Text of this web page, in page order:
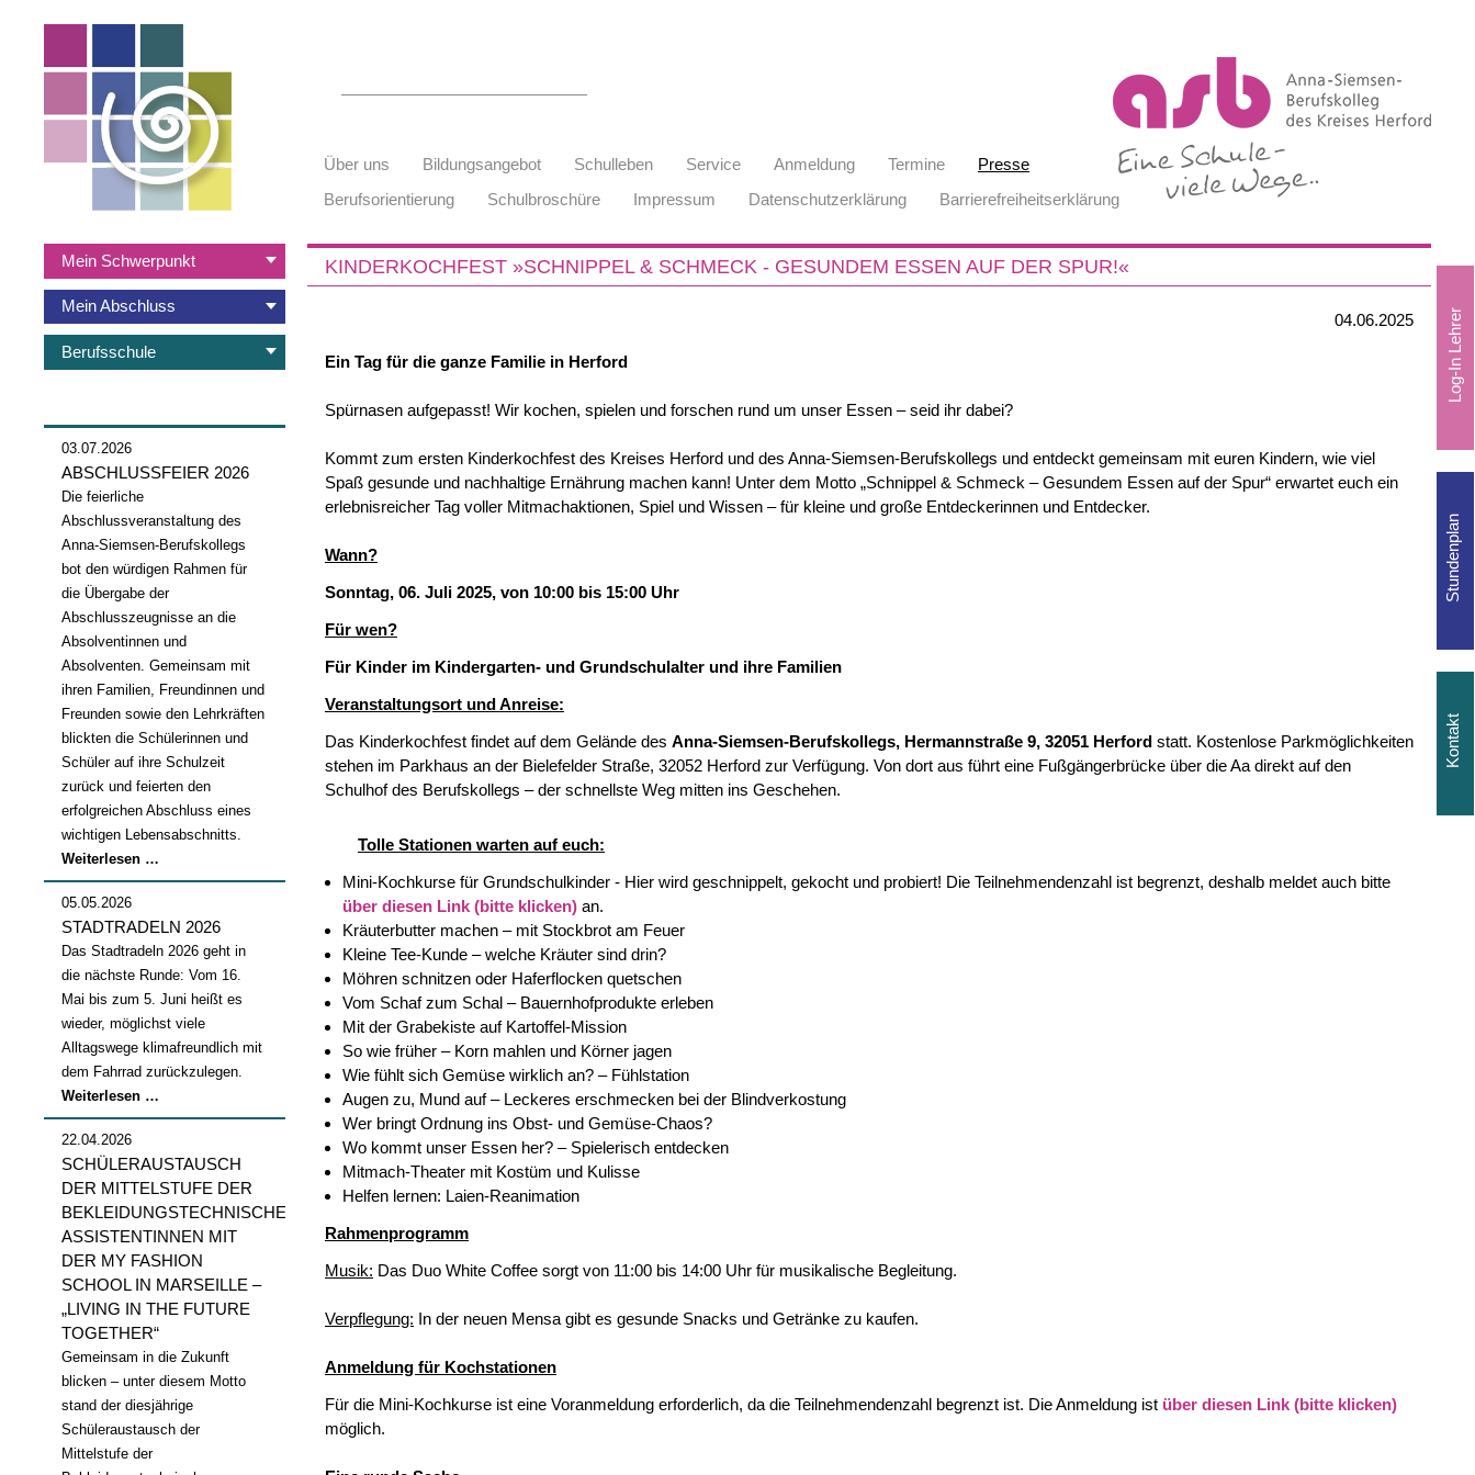
Navigation
Über uns Bildungsangebot Schulleben Service Anmeldung Termine
Presse
Berufsorientierung
Schulbroschüre Impressum Datenschutzerklärung Barrierefreiheitserklärung
KINDERKOCHFEST »SCHNIPPEL & SCHMECK - GESUNDEM ESSEN AUF DER SPUR!«
04.06.2025
Ein Tag für die ganze Familie in Herford
Spürnasen aufgepasst! Wir kochen, spielen und forschen rund um unser Essen – seid ihr dabei?
Kommt zum ersten Kinderkochfest des Kreises Herford und des Anna-Siemsen-Berufskollegs und entdeckt gemeinsam mit euren Kindern, wie viel
Spaß gesunde und nachhaltige Ernährung machen kann! Unter dem Motto „Schnippel & Schmeck – Gesundem Essen auf der Spur“ erwartet euch ein
erlebnisreicher Tag voller Mitmachaktionen, Spiel und Wissen – für kleine und große Entdeckerinnen und Entdecker.
Wann?
Sonntag, 06. Juli 2025, von 10:00 bis 15:00 Uhr
Für wen?
Für Kinder im Kindergarten- und Grundschulalter und ihre Familien
Veranstaltungsort und Anreise:
Das Kinderkochfest findet auf dem Gelände des Anna-Siemsen-Berufskollegs, Hermannstraße 9, 32051 Herford statt. Kostenlose Parkmöglichkeiten
stehen im Parkhaus an der Bielefelder Straße, 32052 Herford zur Verfügung. Von dort aus führt eine Fußgängerbrücke über die Aa direkt auf den
Schulhof des Berufskollegs – der schnellste Weg mitten ins Geschehen.
Tolle Stationen warten auf euch:
Mini-Kochkurse für Grundschulkinder - Hier wird geschnippelt, gekocht und probiert! Die Teilnehmendenzahl ist begrenzt, deshalb meldet auch bitte
über diesen Link (bitte klicken) an.
Kräuterbutter machen – mit Stockbrot am Feuer
Kleine Tee-Kunde – welche Kräuter sind drin?
Möhren schnitzen oder Haferflocken quetschen
Vom Schaf zum Schal – Bauernhofprodukte erleben
Mit der Grabekiste auf Kartoffel-Mission
So wie früher – Korn mahlen und Körner jagen
Wie fühlt sich Gemüse wirklich an? – Fühlstation
Augen zu, Mund auf – Leckeres erschmecken bei der Blindverkostung
Wer bringt Ordnung ins Obst- und Gemüse-Chaos?
Wo kommt unser Essen her? – Spielerisch entdecken
Mitmach-Theater mit Kostüm und Kulisse
Helfen lernen: Laien-Reanimation
Rahmenprogramm
Musik: Das Duo White Coffee sorgt von 11:00 bis 14:00 Uhr für musikalische Begleitung.
Verpflegung: In der neuen Mensa gibt es gesunde Snacks und Getränke zu kaufen.
Anmeldung für Kochstationen
Für die Mini-Kochkurse ist eine Voranmeldung erforderlich, da die Teilnehmendenzahl begrenzt ist. Die Anmeldung ist über diesen Link (bitte klicken)
möglich.
Navigation
überspringen
Mein Schwerpunkt
Mein Abschluss
Berufsschule
03.07.2026
ABSCHLUSSFEIER 2026
Die feierliche
Abschlussveranstaltung des
Anna-Siemsen-Berufskollegs
bot den würdigen Rahmen für
die Übergabe der
Abschlusszeugnisse an die
Absolventinnen und
Absolventen. Gemeinsam mit
ihren Familien, Freundinnen und
Freunden sowie den Lehrkräften
blickten die Schülerinnen und
Schüler auf ihre Schulzeit
zurück und feierten den
erfolgreichen Abschluss eines
wichtigen Lebensabschnitts.
Weiterlesen …
2026
05.05.2026
STADTRADELN 2026
Das Stadtradeln 2026 geht in
die nächste Runde: Vom 16.
Mai bis zum 5. Juni heißt es
wieder, möglichst viele
Alltagswege klimafreundlich mit
dem Fahrrad zurückzulegen.
Weiterlesen …
2026
22.04.2026
SCHÜLERAUSTAUSCH
DER MITTELSTUFE DER
BEKLEIDUNGSTECHNISCHEN
ASSISTENTINNEN MIT
DER MY FASHION
SCHOOL IN MARSEILLE –
„LIVING IN THE FUTURE
TOGETHER“
Gemeinsam in die Zukunft
blicken – unter diesem Motto
stand der diesjährige
Schüleraustausch der
Mittelstufe der